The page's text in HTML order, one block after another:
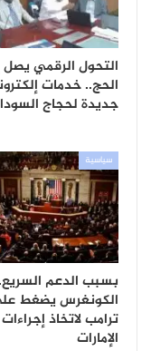
التحول الرقمي
الحج.. خدمات
جديدة لحجاج
سياسية
بسبب الدعم
الكونغرس يضغط
ترامب لاتخاذ
الإمارات